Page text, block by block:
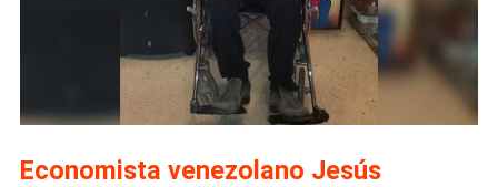
Economista venezolano Jesús